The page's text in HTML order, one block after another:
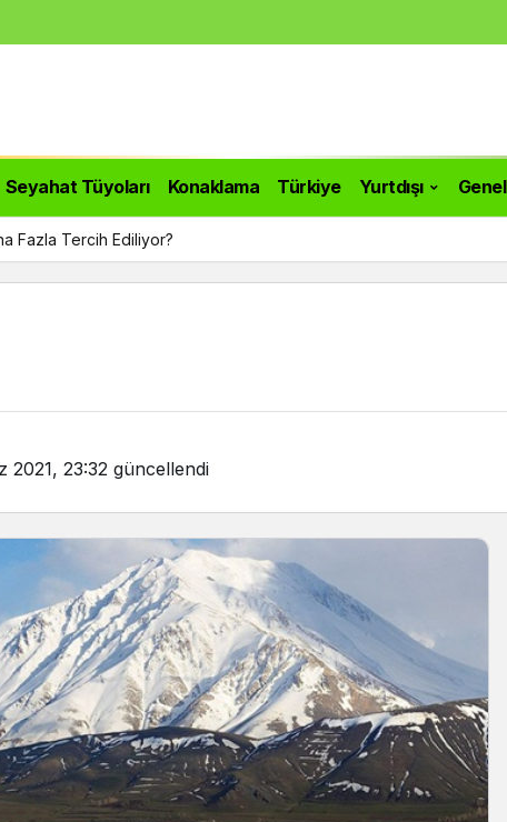
Seyahat Tüyoları Konaklama Türkiye Yurtdışı Genel
Fazla Tercih Ediliyor?
2021, 23:32 güncellendi